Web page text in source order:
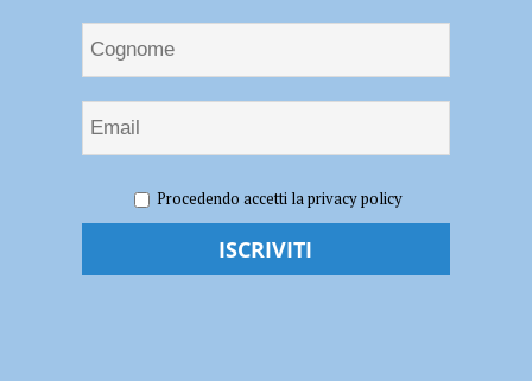
senza plastica”, in scena il 17 dicembre al Teatro Manicomics
“Un mare senza plastica”, in scena il 17
Procedendo accetti la privacy policy